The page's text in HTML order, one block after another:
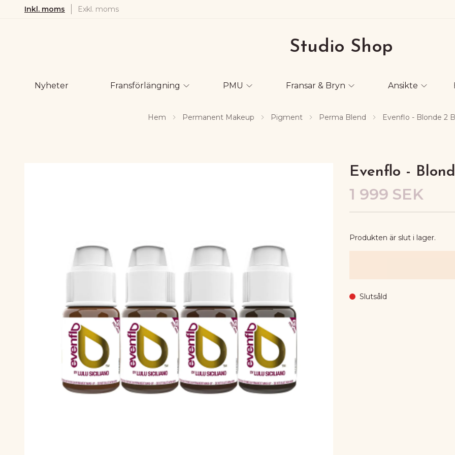
Inkl. moms Exkl. moms
Studio Shop
Nyheter Fransförlängning PMU Fransar & Bryn Ansikte
Hem Permanent Makeup Pigment Perma Blend Evenflo - Blonde 2
Evenflo -
1 999 SEK
Produkten är slut i lager.
Slutsåld